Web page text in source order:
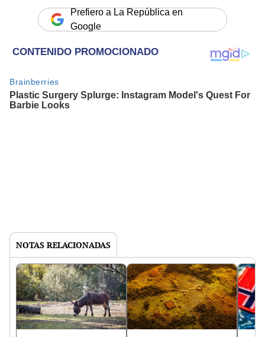
Prefiero a La República en
Google
NOTAS RELACIONADAS